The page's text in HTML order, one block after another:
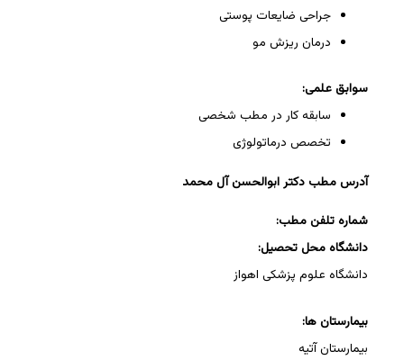
جراحی ضایعات پوستی
درمان ریزش مو
سوابق علمی:
سابقه کار در مطب شخصی
تخصص درماتولوژی
آدرس مطب دکتر ابوالحسن آل محمد
شماره تلفن مطب:
دانشگاه محل تحصیل:
دانشگاه علوم پزشکی اهواز
بیمارستان ها:
بیمارستان آتیه